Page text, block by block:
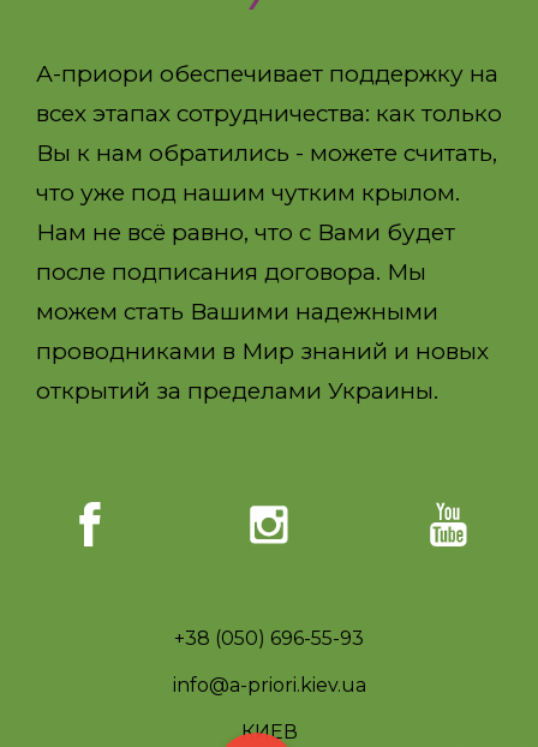
А-приори обеспечивает поддержку на
всех этапах сотрудничества: как только
Вы к нам обратились - можете считать,
что уже под нашим чутким крылом.
Нам не всё равно, что с Вами будет
после подписания договора. Мы
можем стать Вашими надежными
проводниками в Мир знаний и новых
открытий за пределами Украины.
+38 (050) 696-55-93
info@a-priori.kiev.ua
КИЕВ